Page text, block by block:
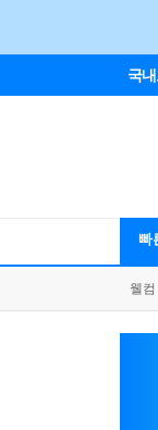
국
빠
웰컴